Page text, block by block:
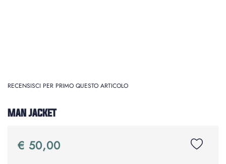
RECENSISCI PER PRIMO QUESTO ARTICOLO
MAN JACKET
€ 50,00